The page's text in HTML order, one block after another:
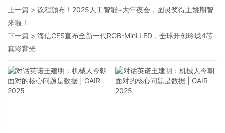
上一篇 > 议程颁布！2025人工智能+大年夜会，图灵奖得主姚期智
来啦！
下一篇 > 海信CES宣布全新一代RGB-Mini LED，全球开创玲珑4芯
真彩背光